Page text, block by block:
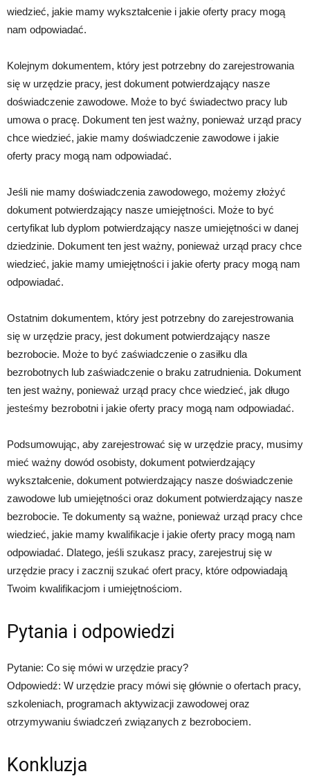
wiedzieć, jakie mamy wykształcenie i jakie oferty pracy mogą
nam odpowiadać.
Kolejnym dokumentem, który jest potrzebny do zarejestrowania
się w urzędzie pracy, jest dokument potwierdzający nasze
doświadczenie zawodowe. Może to być świadectwo pracy lub
umowa o pracę. Dokument ten jest ważny, ponieważ urząd pracy
chce wiedzieć, jakie mamy doświadczenie zawodowe i jakie
oferty pracy mogą nam odpowiadać.
Jeśli nie mamy doświadczenia zawodowego, możemy złożyć
dokument potwierdzający nasze umiejętności. Może to być
certyfikat lub dyplom potwierdzający nasze umiejętności w danej
dziedzinie. Dokument ten jest ważny, ponieważ urząd pracy chce
wiedzieć, jakie mamy umiejętności i jakie oferty pracy mogą nam
odpowiadać.
Ostatnim dokumentem, który jest potrzebny do zarejestrowania
się w urzędzie pracy, jest dokument potwierdzający nasze
bezrobocie. Może to być zaświadczenie o zasiłku dla
bezrobotnych lub zaświadczenie o braku zatrudnienia. Dokument
ten jest ważny, ponieważ urząd pracy chce wiedzieć, jak długo
jesteśmy bezrobotni i jakie oferty pracy mogą nam odpowiadać.
Podsumowując, aby zarejestrować się w urzędzie pracy, musimy
mieć ważny dowód osobisty, dokument potwierdzający
wykształcenie, dokument potwierdzający nasze doświadczenie
zawodowe lub umiejętności oraz dokument potwierdzający nasze
bezrobocie. Te dokumenty są ważne, ponieważ urząd pracy chce
wiedzieć, jakie mamy kwalifikacje i jakie oferty pracy mogą nam
odpowiadać. Dlatego, jeśli szukasz pracy, zarejestruj się w
urzędzie pracy i zacznij szukać ofert pracy, które odpowiadają
Twoim kwalifikacjom i umiejętnościom.
Pytania i odpowiedzi
Pytanie: Co się mówi w urzędzie pracy?
Odpowiedź: W urzędzie pracy mówi się głównie o ofertach pracy,
szkoleniach, programach aktywizacji zawodowej oraz
otrzymywaniu świadczeń związanych z bezrobociem.
Konkluzja